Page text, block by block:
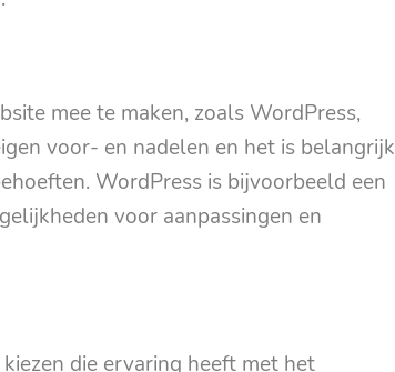
mee te maken, zoals WordPress,
voor- en nadelen en het is belangrijk
WordPress is bijvoorbeeld een
voor aanpassingen en
die ervaring heeft met het